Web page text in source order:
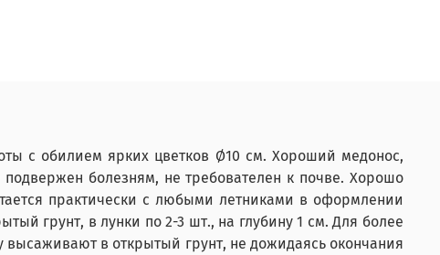
с обилием ярких цветков Ø10 см. Хороший медонос,
болезням, не требователен к почве. Хорошо
практически с любыми летниками в оформлении
грунт, в лунки по 2-3 шт., на глубину 1 см. Для более
высаживают в открытый грунт, не дожидаясь окончания